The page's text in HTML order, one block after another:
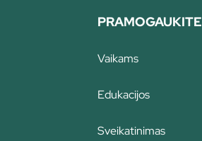
PRAMOGAUKITE
Vaikams
Edukacijos
Sveikatinimas